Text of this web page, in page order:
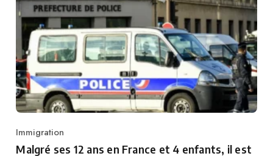
Category
Immigration
Malgré ses 12 ans en France et 4 enfants, il est